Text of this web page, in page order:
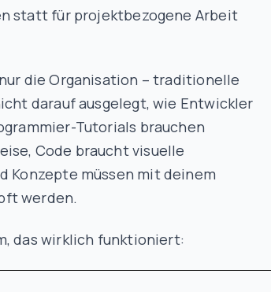
statt für projektbezogene Arbeit
die Organisation – traditionelle
darauf ausgelegt, wie Entwickler
Tutorials brauchen
Code braucht visuelle
Konzepte müssen mit deinem
werden.
das wirklich funktioniert: